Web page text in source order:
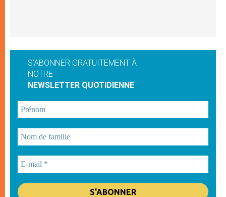
S'ABONNER GRATUITEMENT À
NOTRE
NEWSLETTER QUOTIDIENNE